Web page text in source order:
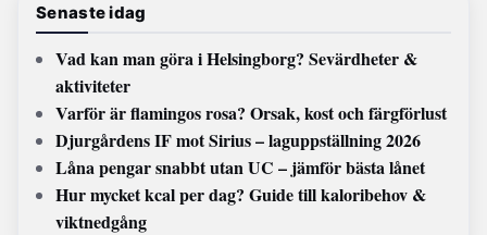
Senaste idag
Vad kan man göra i Helsingborg? Sevärdheter &
aktiviteter
Varför är flamingos rosa? Orsak, kost och färgförlust
Djurgårdens IF mot Sirius – laguppställning 2026
Låna pengar snabbt utan UC – jämför bästa lånet
Hur mycket kcal per dag? Guide till kaloribehov &
viktnedgång